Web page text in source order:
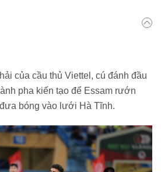
của cầu thủ Viettel, cú đánh đầu
pha kiến tạo để Essam rướn
bóng vào lưới Hà Tĩnh.